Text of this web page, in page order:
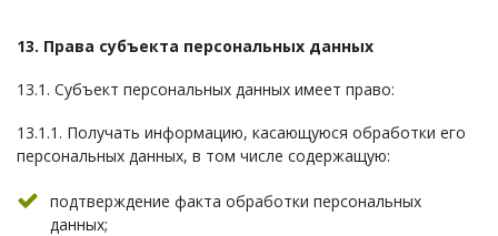
13. Права субъекта персональных данных
13.1. Субъект персональных данных имеет право:
13.1.1. Получать информацию, касающуюся обработки его
персональных данных, в том числе содержащую:
подтверждение факта обработки персональных
данных;